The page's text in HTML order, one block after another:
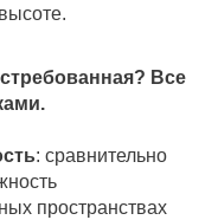
Все
: сравнительно
пространствах